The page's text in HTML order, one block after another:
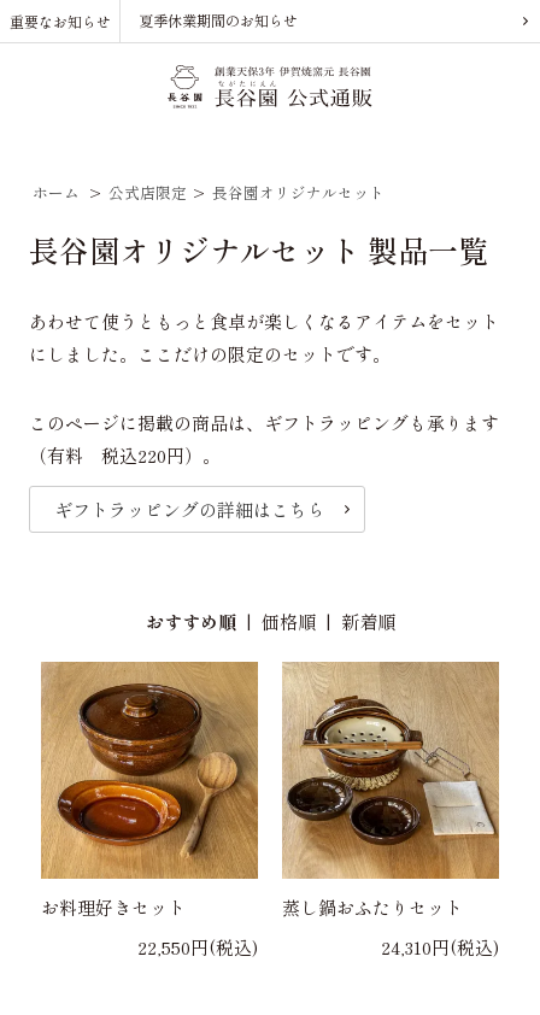
重要なお知らせ 夏季休業期間のお知らせ
ホーム > 公式店限定 > 長谷園オリジナルセット
長谷園オリジナルセット 製品一覧
あわせて使うともっと食卓が楽しくなるアイテムをセット
にしました。ここだけの限定のセットです。
このページに掲載の商品は、ギフトラッピングも承ります
（有料 税込220円）。
ギフトラッピングの詳細はこちら
おすすめ順| 価格順| 新着順
お料理好きセット
22,550円(税込)
蒸し鍋おふたりセット
24,310円(税込)